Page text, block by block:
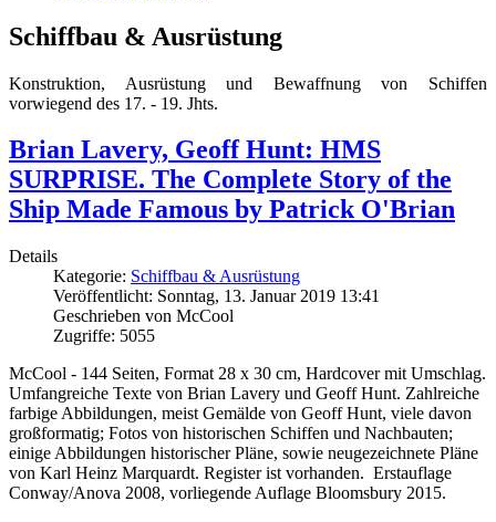
Schiffbau & Ausrüstung
Konstruktion, Ausrüstung und Bewaffnung von Schiffen
vorwiegend des 17. - 19. Jhts.
Brian Lavery, Geoff Hunt: HMS
SURPRISE. The Complete Story of the
Ship Made Famous by Patrick O'Brian
Details
Kategorie: Schiffbau & Ausrüstung
Veröffentlicht: Sonntag, 13. Januar 2019 13:41
Geschrieben von McCool
Zugriffe: 5055
McCool - 144 Seiten, Format 28 x 30 cm, Hardcover mit Umschlag.
Umfangreiche Texte von Brian Lavery und Geoff Hunt. Zahlreiche
farbige Abbildungen, meist Gemälde von Geoff Hunt, viele davon
großformatig; Fotos von historischen Schiffen und Nachbauten;
einige Abbildungen historischer Pläne, sowie neugezeichnete Pläne
von Karl Heinz Marquardt. Register ist vorhanden. Erstauflage
Conway/Anova 2008, vorliegende Auflage Bloomsbury 2015.